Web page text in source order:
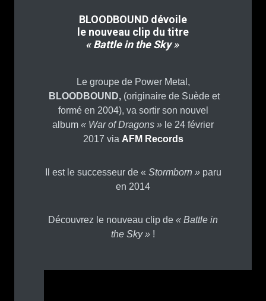
BLOODBOUND dévoile
le nouveau clip du titre
« Battle in the Sky »
Le groupe de Power Metal,
BLOODBOUND, (originaire de Suède et
formé en 2004), va sortir son nouvel
album « War of Dragons » le 24 février
2017 via AFM Records
Il est le successeur de « Stormborn » paru
en 2014
Découvrez le nouveau clip de « Battle in
the Sky » !